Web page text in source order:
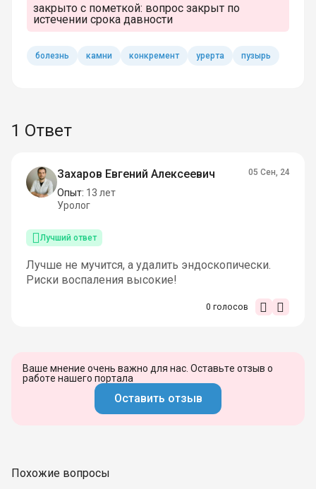
закрыто с пометкой: вопрос закрыт по
истечении срока давности
болезнь камни конкремент урерта пузырь
1 Ответ
Захаров Евгений Алексеевич
Опыт: 13 лет
Уролог
05 Сен, 24
Лучший ответ
Лучше не мучится, а удалить эндоскопически.
Риски воспаления высокие!
0 голосов
Ваше мнение очень важно для нас. Оставьте отзыв о
работе нашего портала
Оставить отзыв
Похожие вопросы